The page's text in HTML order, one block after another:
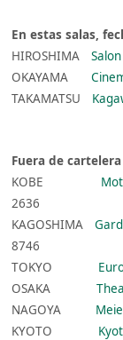
En estas salas,
HIROSHIMA
OKAYAMA
TAKAMATSU
Fuera de cartelera
KOBE
2636
KAGOSHIMA
8746
TOKYO
OSAKA
NAGOYA
KYOTO